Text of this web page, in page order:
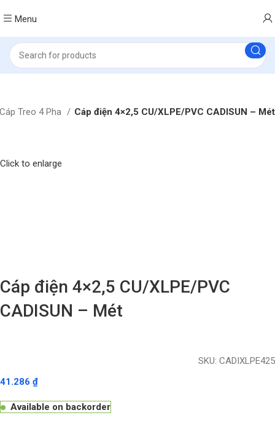
Menu
Cáp Treo 4 Pha Cáp điện 4×2,5 CU/XLPE/PVC CADISUN – Mét
Click to enlarge
Cáp điện 4×2,5 CU/XLPE/PVC
CADISUN – Mét
SKU: CADIXLPE425
41.286₫
Available on backorder